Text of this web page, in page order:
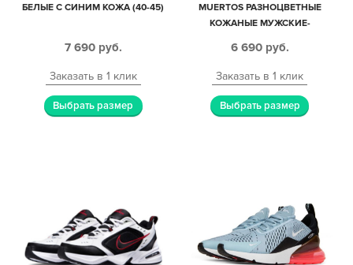
БЕЛЫЕ С СИНИМ КОЖА (40-45)
7 690 руб.
Заказать в 1 клик
Выбрать размер
MUERTOS РАЗНОЦВЕТНЫЕ
КОЖАНЫЕ МУЖСКИЕ-
6 690 руб.
Заказать в 1 клик
Выбрать размер